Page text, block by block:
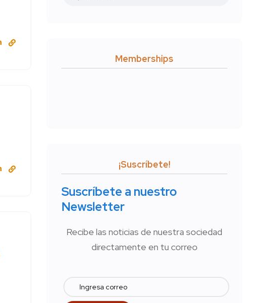
Memberships
¡Suscríbete!
Suscríbete a nuestro
Newsletter
Recibe las noticias de nuestra sociedad
directamente en tu correo